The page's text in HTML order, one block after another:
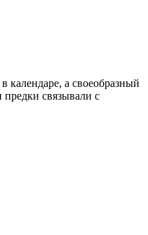
календаре, а своеобразный
связывали с